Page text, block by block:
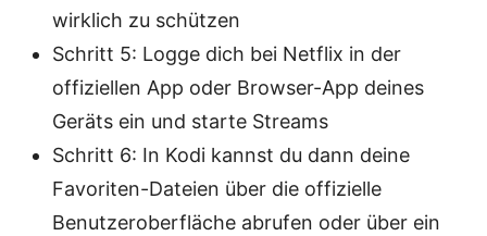
wirklich zu schützen
Schritt 5: Logge dich bei Netflix in der
offiziellen App oder Browser-App deines
Geräts ein und starte Streams
Schritt 6: In Kodi kannst du dann deine
Favoriten-Dateien über die offizielle
Benutzeroberfläche abrufen oder über ein